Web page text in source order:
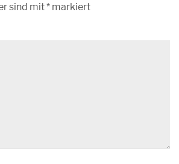
sind mit* markiert